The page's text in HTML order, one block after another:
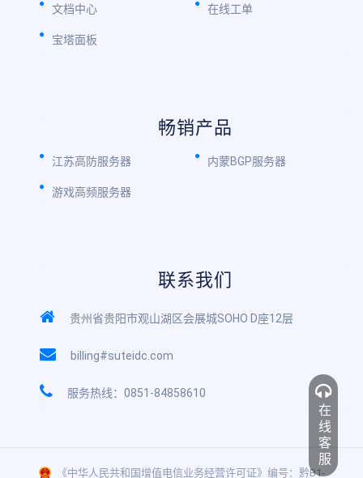
文档中心 在线工单
宝塔面板
畅销产品
江苏高防服务器 内蒙BGP服务器
游戏高频服务器
联系我们
贵州省贵阳市观山湖区会展城SOHO D座12层
billing#suteidc.com
服务热线：0851-84858610
《中华人民共和国增值电信业务经营许可证》编号：黔B1-
在线客服